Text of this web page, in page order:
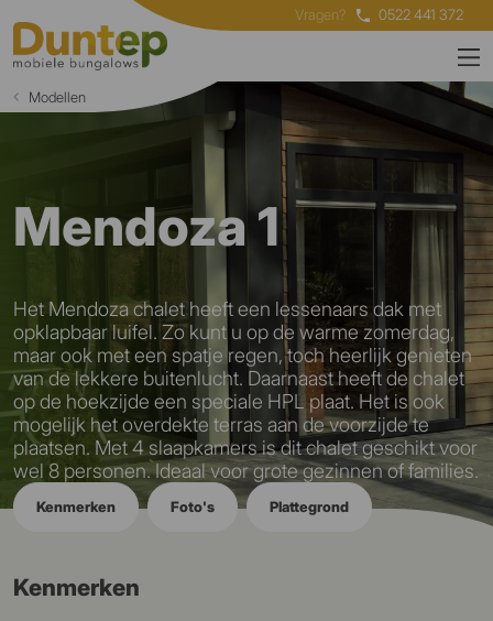
Vragen? 0522 441 372
Modellen
Mendoza 1
Het Mendoza chalet heeft een lessenaars dak met
opklapbaar luifel. Zo kunt u op de warme zomerdag,
maar ook met een spatje regen, toch heerlijk genieten
van de lekkere buitenlucht. Daarnaast heeft de chalet
op de hoekzijde een speciale HPL plaat. Het is ook
mogelijk het overdekte terras aan de voorzijde te
plaatsen. Met 4 slaapkamers is dit chalet geschikt voor
wel 8 personen. Ideaal voor grote gezinnen of families.
Kenmerken Foto's Plattegrond
Kenmerken